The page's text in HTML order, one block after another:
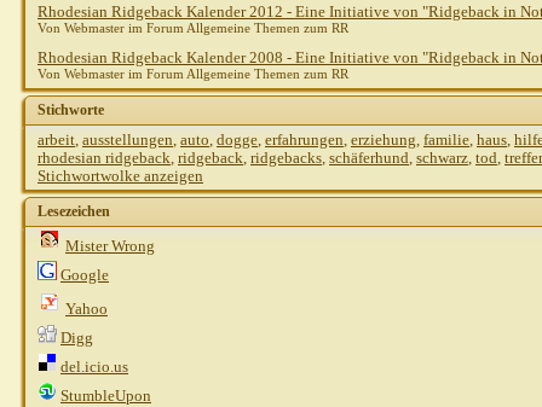
Rhodesian Ridgeback Kalender 2012 - Eine Initiative von "Ridgeback in
Von Webmaster im Forum Allgemeine Themen zum RR
Rhodesian Ridgeback Kalender 2008 - Eine Initiative von "Ridgeback in
Von Webmaster im Forum Allgemeine Themen zum RR
Stichworte
arbeit, ausstellungen, auto, dogge, erfahrungen, erziehung, familie, haus,
rhodesian ridgeback, ridgeback, ridgebacks, schäferhund, schwarz, tod,
Stichwortwolke anzeigen
Lesezeichen
Mister Wrong
Google
Yahoo
Digg
del.icio.us
StumbleUpon